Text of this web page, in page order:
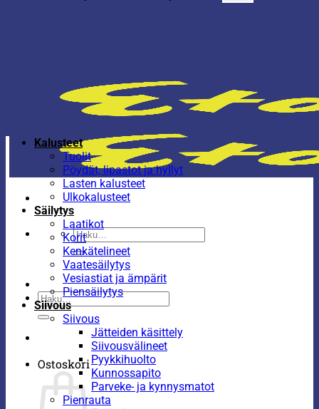
Etsi:
Etsi:
Ostoskori
Kalusteet
Tuolit
Pöydät, lipastot ja hyllyt
Lasten kalusteet
Ulkokalusteet
Säilytys
Laatikot
Korit
Kenkätelineet
Vaatesäilytys
Vesiastiat ja ämpärit
Piensäilytys
Siivous
Siivous
Jätteiden käsittely
Siivousvälineet
Pyykkihuolto
Kunnossapito
Parveke- ja kynnysmatot
Pienrauta